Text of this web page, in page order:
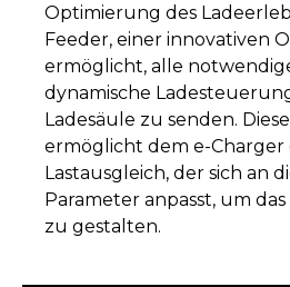
Installateur finden
Optimierung des
Feeder, einer innovativen
ermöglicht, alle
dynamische
Ladesäule zu senden.
ermöglicht dem e-
Lastausgleich, der sich an
Parameter anpasst, um
zu gestalten.